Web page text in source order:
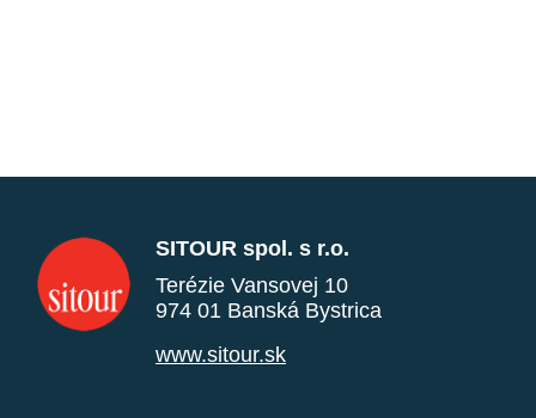
SITOUR spol. s r.o.
Terézie Vansovej 10
974 01 Banská Bystrica
www.sitour.sk